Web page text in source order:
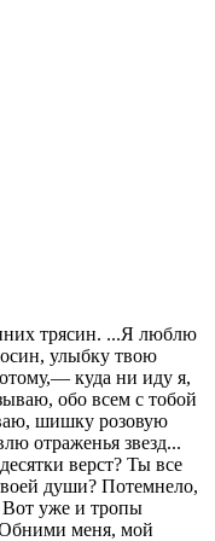
трясин. ...Я люблю
осин, улыбку твою
куда ни иду я,
обо всем с тобой
шишку розовую
отраженья звезд...
верст? Ты все
души? Потемнело,
Вот уже и тропы
Обними меня, мой